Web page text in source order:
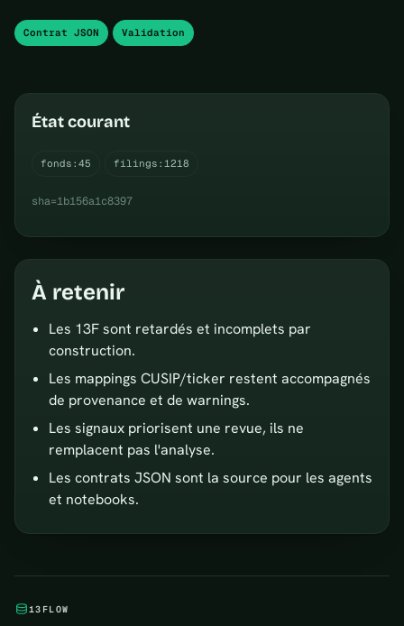
Contrat JSON Validation
État courant
fonds:45 filings:1218
sha=1b156a1c8397
À retenir
Les 13F sont retardés et incomplets par
construction.
Les mappings CUSIP/ticker restent accompagnés
de provenance et de warnings.
Les signaux priorisent une revue, ils ne
remplacent pas l'analyse.
Les contrats JSON sont la source pour les agents
et notebooks.
13FLOW